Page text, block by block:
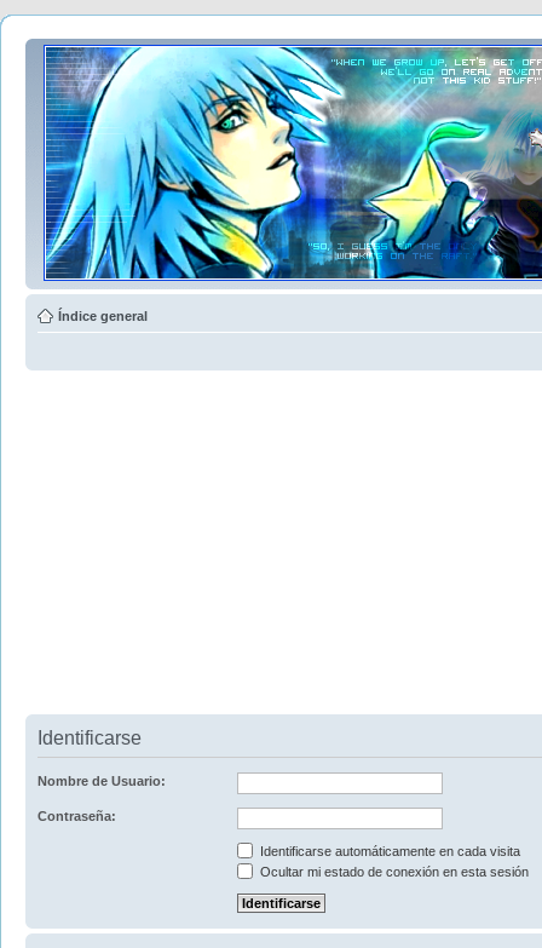
Índice general
Identificarse
Nombre de Usuario:
Contraseña:
Identificarse automáticamente en cada visita
Ocultar mi estado de conexión en esta sesión